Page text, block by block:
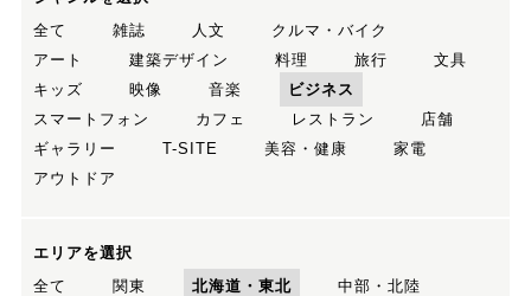
全て
雑誌 人文
クルマ・バイク
アート
建築デザイン 料理 旅行
文具
キッズ
映像 音楽
ビジネス
スマートフォン
カフェ レストラン
店舗
ギャラリー
T-SITE 美容・健康
家電
アウトドア
エリアを選択
全て
関東 北海道・東北
中部・北陸